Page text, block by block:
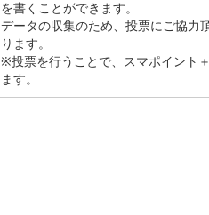
を書くことができます。
データの収集のため、投票にご協力
ります。
※投票を行うことで、スマポイント
ます。